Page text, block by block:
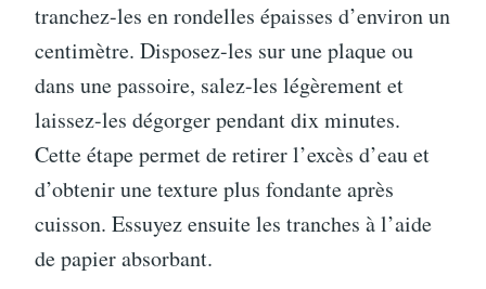
tranchez-les en rondelles épaisses d’environ un
centimètre. Disposez-les sur une plaque ou
dans une passoire, salez-les légèrement et
laissez-les dégorger pendant dix minutes.
Cette étape permet de retirer l’excès d’eau et
d’obtenir une texture plus fondante après
cuisson. Essuyez ensuite les tranches à l’aide
de papier absorbant.